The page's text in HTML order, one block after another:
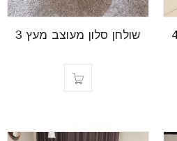
שולחן סלון מעוצב מעץ 3